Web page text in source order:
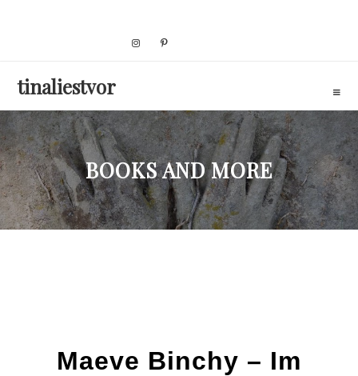
tinaliestvor
BOOKS AND MORE
Maeve Binchy – Im